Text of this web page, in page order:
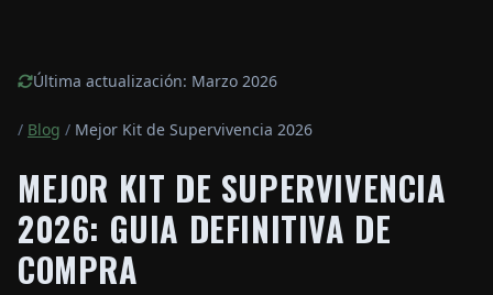
Última actualización: Marzo 2026
/ Blog / Mejor Kit de Supervivencia 2026
MEJOR KIT DE SUPERVIVENCIA
2026: GUIA DEFINITIVA DE
COMPRA